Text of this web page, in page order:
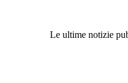
Le ultime notizie